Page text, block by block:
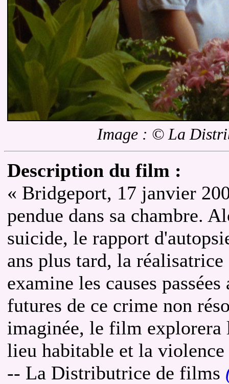
Image : © La
Description du film :
« Bridgeport, 17 janvier
pendue dans sa chambre.
suicide, le rapport
ans plus tard, la
examine les causes
futures de ce crime non
imaginée, le film explorera
lieu habitable et la
-- La Distributrice de films